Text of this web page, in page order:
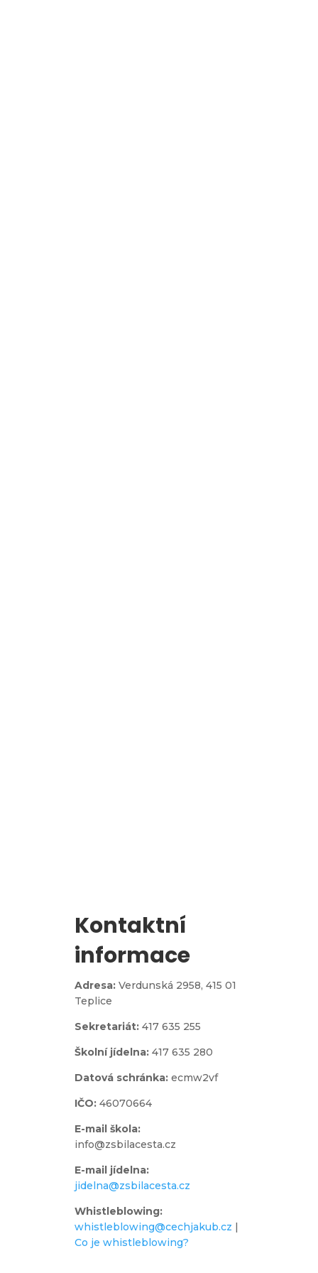
Kontaktní
informace
Adresa: Verdunská 2958, 415 01
Teplice
Sekretariát: 417 635 255
Školní jídelna: 417 635 280
Datová schránka: ecmw2vf
IČO: 46070664
E-mail škola:
info@zsbilacesta.cz
E-mail jídelna:
jidelna@zsbilacesta.cz
Whistleblowing:
whistleblowing@cechjakub.cz |
Co je whistleblowing?